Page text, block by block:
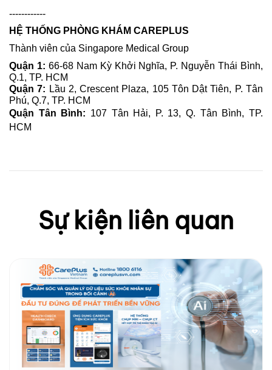
------------
HỆ THỐNG PHÒNG KHÁM CAREPLUS
Thành viên của Singapore Medical Group
Quận 1: 66-68 Nam Kỳ Khởi Nghĩa, P. Nguyễn Thái Bình,
Q.1, TP. HCM
Quận 7: Lầu 2, Crescent Plaza, 105 Tôn Dật Tiên, P. Tân
Phú, Q.7, TP. HCM
Quận Tân Bình: 107 Tân Hải, P. 13, Q. Tân Bình, TP.
HCM
Sự kiện liên quan